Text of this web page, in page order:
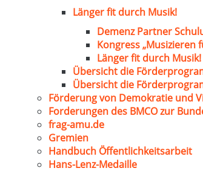
Länger fit durch Musik!
Demenz Partner
Kongress „Musizieren
Länger fit durch
Übersicht die
Übersicht die
Förderung von Demokratie und
Forderungen des BMCO zur
frag-amu.de
Gremien
Handbuch Öffentlichkeitsarbeit
Hans-Lenz-Medaille